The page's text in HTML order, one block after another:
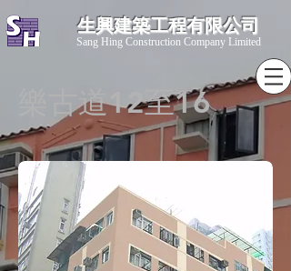
生興建築工程有限公司
​Sang Hing Construction Company Limited
樂古道12至16